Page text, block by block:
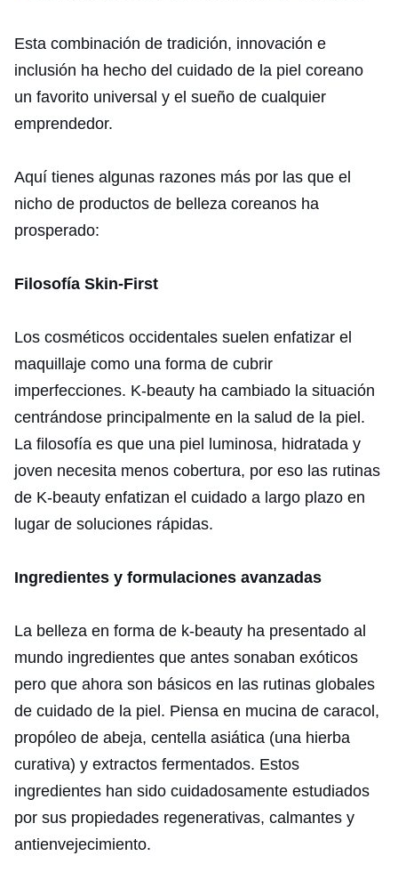
Esta combinación de tradición, innovación e
inclusión ha hecho del cuidado de la piel coreano
un favorito universal y el sueño de cualquier
emprendedor.
Aquí tienes algunas razones más por las que el
nicho de productos de belleza coreanos ha
prosperado:
Filosofía Skin-First
Los cosméticos occidentales suelen enfatizar el
maquillaje como una forma de cubrir
imperfecciones. K-beauty ha cambiado la situación
centrándose principalmente en la salud de la piel.
La filosofía es que una piel luminosa, hidratada y
joven necesita menos cobertura, por eso las rutinas
de K-beauty enfatizan el cuidado a largo plazo en
lugar de soluciones rápidas.
Ingredientes y formulaciones avanzadas
La belleza en forma de k-beauty ha presentado al
mundo ingredientes que antes sonaban exóticos
pero que ahora son básicos en las rutinas globales
de cuidado de la piel. Piensa en mucina de caracol,
propóleo de abeja, centella asiática (una hierba
curativa) y extractos fermentados. Estos
ingredientes han sido cuidadosamente estudiados
por sus propiedades regenerativas, calmantes y
antienvejecimiento.